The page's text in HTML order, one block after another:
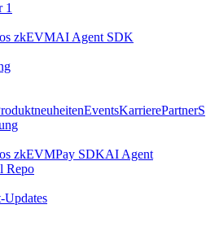
1
zkEVMAI Agent SDK
EventsKarrierePartnerS
zkEVMPay SDKAI Agent
Repo
Updates